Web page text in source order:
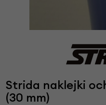
Strida naklejki
(30 mm)